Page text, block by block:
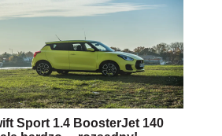
Sport 1.4 BoosterJet 140